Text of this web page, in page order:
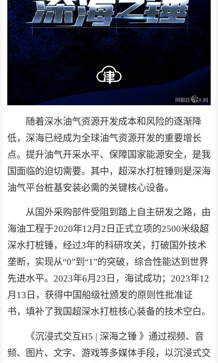
随着深水油气资源开发成本和风险的逐渐降
低，深海已经成为全球油气资源开发的重要增长
点。提升油气开采水平、保障国家能源安全，是我
国面临的迫切需要。其中，超深水打桩锤则是深海
油气平台桩基安装必需的关键核心设备。
从国外采购部件受阻到踏上自主研发之路，由
海油工程于2020年12月2日正式立项的2500米级超
深水打桩锤，经过3年的科研攻关，打破国外技术
垄断，实现从“0”到“1”的突破，综合性能达到世界
先进水平。2023年6月23日，海试成功；2023年12
月13日，获得中国船级社颁发的原则性批准证
书，填补了我国超深水打桩核心装备的技术空白。
《沉浸式交互H5 | 深海之锤 》通过视频、音
频、图片、文字、游戏等多媒体手段，以沉浸式交